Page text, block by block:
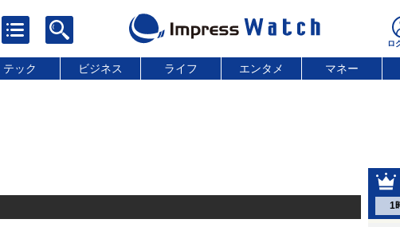
テック ビジネス ライフ エンタメ マネー
1